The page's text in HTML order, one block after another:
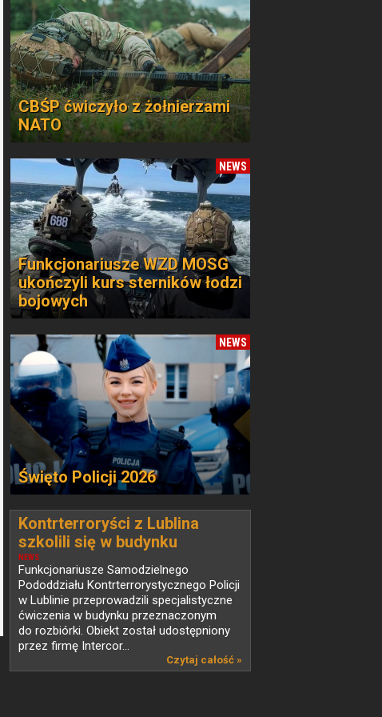
CBŚP ćwiczyło z żołnierzami
NATO
NEWS
Funkcjonariusze WZD MOSG
ukończyli kurs sterników łodzi
bojowych
NEWS
Święto Policji 2026
NEWS
Kontrterroryści z Lublina
szkolili się w budynku
przeznaczonym do rozbiórki
Funkcjonariusze Samodzielnego
Pododdziału Kontrterrorystycznego Policji
w Lublinie przeprowadzili specjalistyczne
ćwiczenia w budynku przeznaczonym
do rozbiórki. Obiekt został udostępniony
przez firmę Intercor...
Czytaj całość »